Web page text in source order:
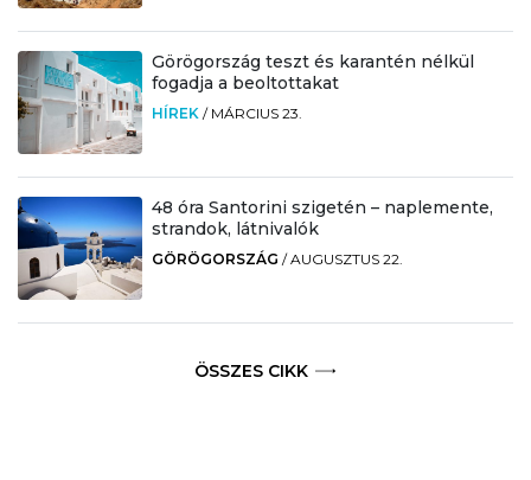
Görögország teszt és karantén nélkül
fogadja a beoltottakat
HÍREK / MÁRCIUS 23.
48 óra Santorini szigetén – naplemente,
strandok, látnivalók
GÖRÖGORSZÁG /AUGUSZTUS 22.
ÖSSZES CIKK